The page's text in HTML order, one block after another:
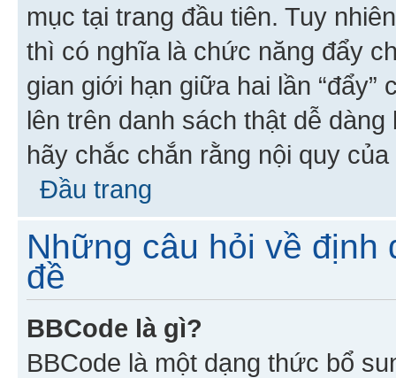
mục tại trang đầu tiên. Tuy
thì có nghĩa là chức năng đẩy
gian giới hạn giữa hai lần “đẩy”
lên trên danh sách thật dễ
hãy chắc chắn rằng nội quy
Đầu trang
Những câu hỏi về định
đề
BBCode là gì?
BBCode là một dạng thức bổ